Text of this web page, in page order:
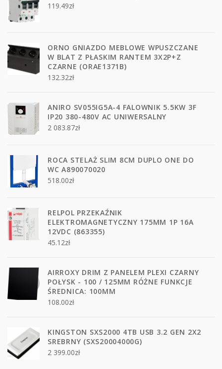
119.49zł
ORNO GNIAZDO MEBLOWE WPUSZCZANE
W BLAT Z PŁASKIM RANTEM 3X2P+Z
CZARNE (ORAE1371B)
132.32zł
ANIRO SV055IG5A-4 FALOWNIK 5.5KW 3F
IP20 380-480V AC UNIWERSALNY
2 083.87zł
ROCA STELAŻ SLIM 8CM DUPLO ONE DO
WC A890070020
518.00zł
RELPOL PRZEKAŹNIK
ELEKTROMAGNETYCZNY 175MM 1P 16A
12VDC (863355)
45.12zł
AIRROXY DRIM Z PANELEM PLEXI CZARNY
POŁYSK - 100 / 125MM RÓŻNE FUNKCJE
ŚREDNICA: 100MM
108.00zł
KINGSTON SXS2000 4TB USB 3.2 GEN 2X2
SREBRNY (SXS20004000G)
2 399.00zł